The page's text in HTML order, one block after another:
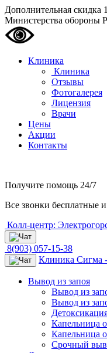
Дополнительная
Министерства обороны
Клиника
Клиника
Отзывы
Фотогалерея
Лицензия
Врачи
Цены
Акции
Контакты
Получите помощь 24/7
Все звонки бесплатные
Колл-центр:
8(903) 057-15-38
Клиника Сигма -
Вывод из запоя
Вывод из
Вывод из
Капельница
Капельница
Срочный